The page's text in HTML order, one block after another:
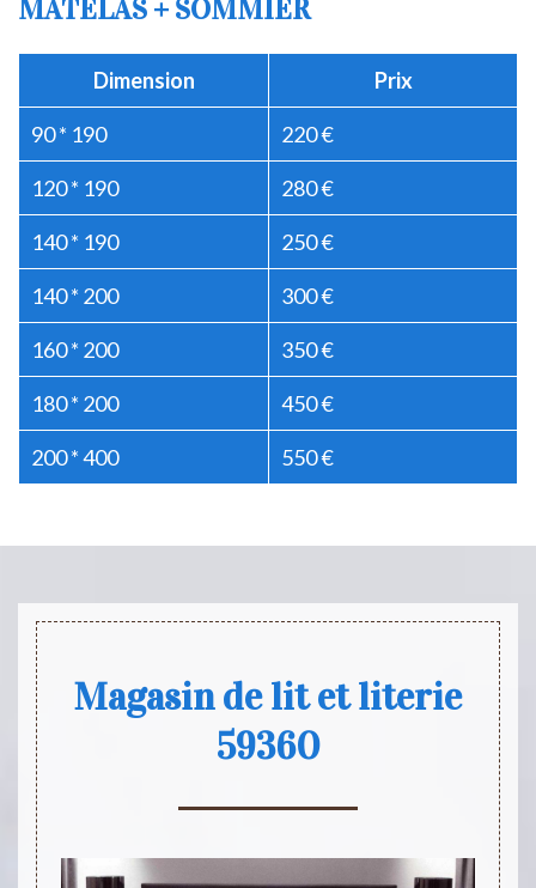
MATELAS + SOMMIER
Dimension Prix
90 * 190 220 €
120 * 190 280 €
140 * 190 250 €
140 * 200 300 €
160 * 200 350 €
180 * 200 450 €
200 * 400 550 €
Magasin de lit et literie
59360